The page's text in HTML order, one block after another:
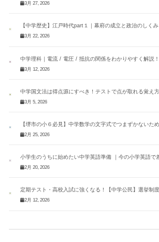
3月 27, 2026
【中学歴史】江戸時代part１｜幕府の成立と政治のしく
3月 22, 2026
中学理科｜電流 / 電圧 / 抵抗の関係をわかりやすく解説！
3月 12, 2026
中学国文法は得点源にすべき！テストで点が取れる覚え
3月 5, 2026
【堺市の小６必見】中学数学の文字式でつまずかないた
2月 25, 2026
小学生のうちに始めたい中学英語準備 ｜今の小学英語で
2月 20, 2026
定期テスト・高校入試に強くなる！【中学公民】選挙制
2月 12, 2026